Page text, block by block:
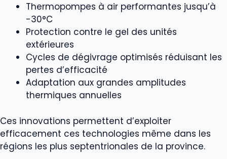
Thermopompes à air performantes jusqu’à
-30°C
Protection contre le gel des unités
extérieures
Cycles de dégivrage optimisés réduisant les
pertes d’efficacité
Adaptation aux grandes amplitudes
thermiques annuelles
Ces innovations permettent d’exploiter
efficacement ces technologies même dans les
régions les plus septentrionales de la province.